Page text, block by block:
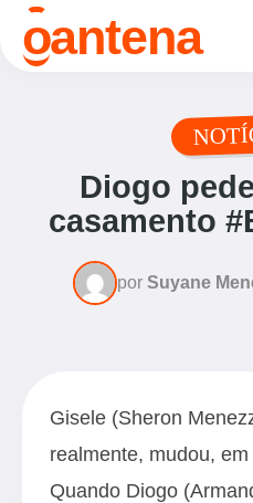
oantena
Diogo
casamento
por Suyane
Gisele (Sheron
realmente, mudou, em
Quando Diogo